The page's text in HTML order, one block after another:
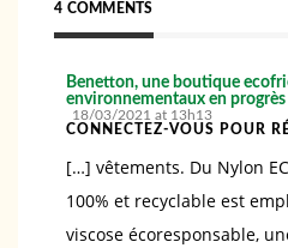
4 COMMENTS
Benetton, une boutique
environnementaux en
18/03/2021 at 13h13
CONNECTEZ-VOUS POUR
[…] vêtements. Du Nylon
100% et recyclable est
viscose écoresponsable,